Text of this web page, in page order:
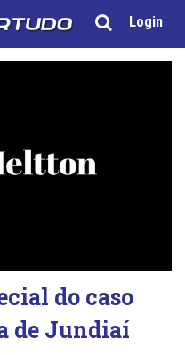
Login
do caso
de Jundiaí